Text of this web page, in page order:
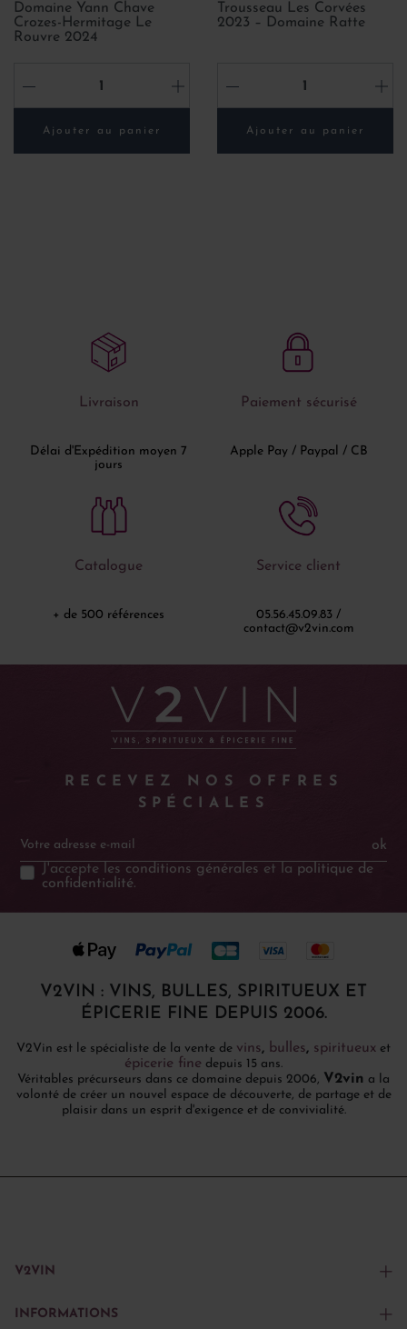
Domaine Yann Chave
Crozes-Hermitage Le
Rouvre 2024
- +
Ajouter au panier
Trousseau Les Corvées
2023 – Domaine Ratte
- +
Ajouter au panier
Livraison
Délai d'Expédition moyen 7
jours
Paiement sécurisé
Apple Pay / Paypal / CB
Catalogue
+ de 500 références
Service client
05.56.45.09.83 /
contact@v2vin.com
RECEVEZ NOS OFFRES
SPÉCIALES
ok
J'accepte les conditions générales et la politique de
confidentialité.
V2VIN : VINS, BULLES, SPIRITUEUX ET
ÉPICERIE FINE DEPUIS 2006.
V2Vin est le spécialiste de la vente de vins, bulles, spiritueux et
épicerie fine depuis 15 ans.
Véritables précurseurs dans ce domaine depuis 2006, V2vin a la
volonté de créer un nouvel espace de découverte, de partage et de
plaisir dans un esprit d'exigence et de convivialité.
V2VIN
INFORMATIONS